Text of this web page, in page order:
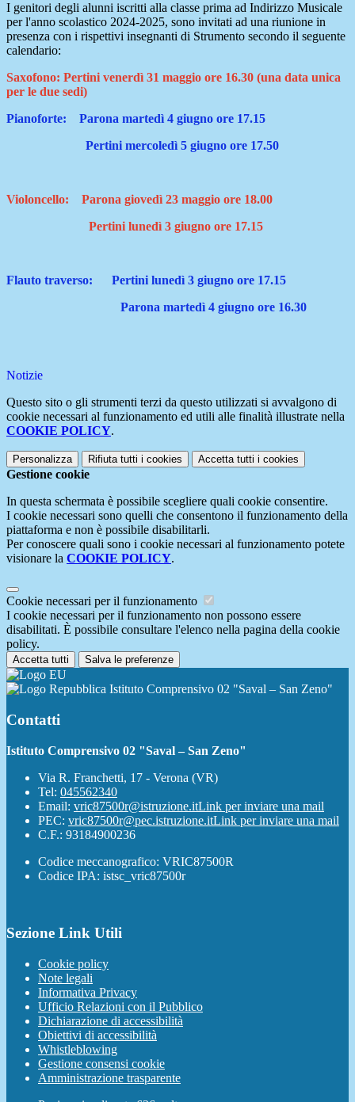
I genitori degli alunni iscritti alla classe prima ad Indirizzo Musicale
per l'anno scolastico 2024-2025, sono invitati ad una riunione in
presenza con i rispettivi insegnanti di Strumento secondo il seguente
calendario:
Saxofono: Pertini venerdì 31 maggio ore 16.30 (una data unica
per le due sedi)
Pianoforte:
Parona martedì 4 giugno ore 17.15
Pertini mercoledì 5 giugno ore 17.50
Violoncello:
Parona giovedì 23 maggio ore 18.00
Pertini lunedì 3 giugno ore 17.15
Flauto traverso:
Pertini lunedì 3 giugno ore 17.15
Parona martedì 4 giugno ore 16.30
Notizie
Questo sito o gli strumenti terzi da questo utilizzati si avvalgono di
cookie necessari al funzionamento ed utili alle finalità illustrate nella
COOKIE POLICY.
Personalizza Rifiuta tutti i cookies Accetta tutti i cookies
Gestione cookie
In questa schermata è possibile scegliere quali cookie consentire.
I cookie necessari sono quelli che consentono il funzionamento della
piattaforma e non è possibile disabilitarli.
Per conoscere quali sono i cookie necessari al funzionamento potete
visionare la COOKIE POLICY.
Cookie necessari per il funzionamento
I cookie necessari per il funzionamento non possono essere
disabilitati. È possibile consultare l'elenco nella pagina della cookie
policy.
Accetta tutti Salva le preferenze
Istituto Comprensivo 02 "Saval – San Zeno"
Contatti
Istituto Comprensivo 02 "Saval – San Zeno"
Via R. Franchetti, 17 - Verona (VR)
Tel: 045562340
Email: vric87500r@istruzione.itLink per inviare una mail
PEC: vric87500r@pec.istruzione.itLink per inviare una mail
C.F.: 93184900236
Codice meccanografico: VRIC87500R
Codice IPA: istsc_vric87500r
Sezione Link Utili
Cookie policy
Note legali
Informativa Privacy
Ufficio Relazioni con il Pubblico
Dichiarazione di accessibilità
Obiettivi di accessibilità
Whistleblowing
Gestione consensi cookie
Amministrazione trasparente